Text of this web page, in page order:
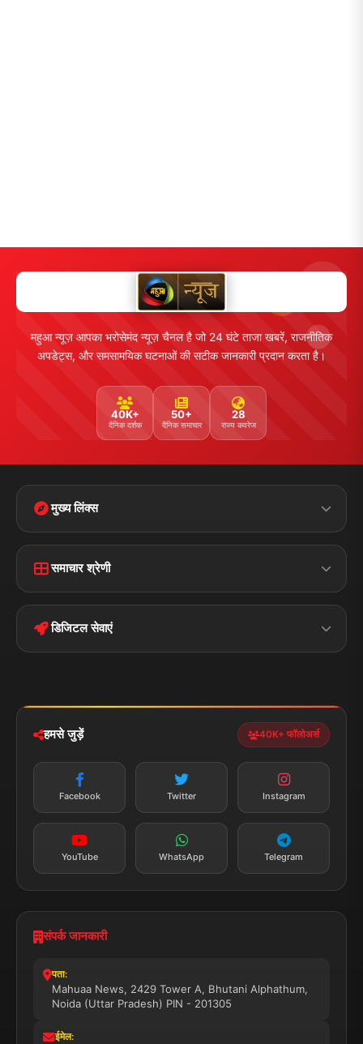
महुआ न्यूज़ आपका भरोसेमंद न्यूज़ चैनल है जो 24 घंटे ताजा खबरें, राजनीतिक
अपडेट्स, और समसामयिक घटनाओं की सटीक जानकारी प्रदान करता है।
40K+
दैनिक दर्शक
50+
दैनिक समाचार
28
राज्य कवरेज
मुख्य लिंक्स
Disclaimer
Terms &
Privacy Policy
समाचार श्रेणी
पॉलिटिकल झारखण्ड
डिजिटल सेवाएं
न्यूज़ अलर्ट
सब्सक्राइब करें
हमसे जुड़ें 40K+ फॉलोअर्स
Facebook Twitter Instagram
YouTube WhatsApp Telegram
संपर्क जानकारी
पता:
Mahuaa News, 2429 Tower A, Bhutani Alphathum,
Noida (Uttar Pradesh) PIN - 201305
ईमेल: